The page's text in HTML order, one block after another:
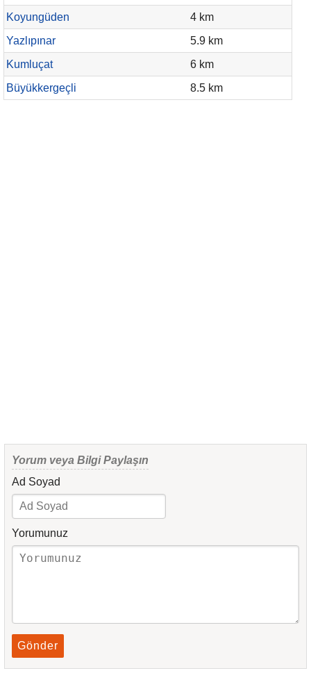
Koyungüden
4 km
Yazlıpınar
5.9 km
Kumluçat
6 km
Büyükkergeçli
8.5 km
Yorum veya Bilgi Paylaşın
Ad Soyad
Yorumunuz
Gönder